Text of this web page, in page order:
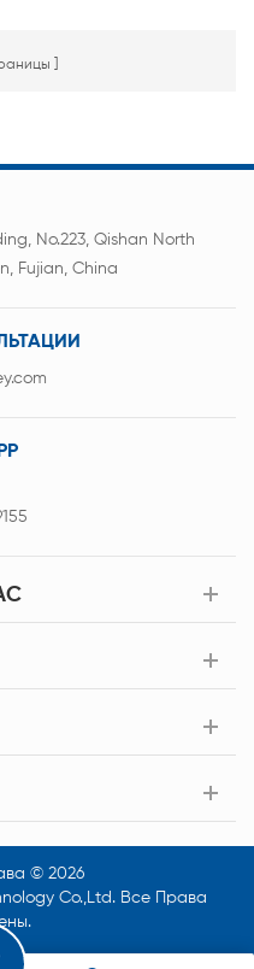
No.223, Qishan North
Fujian, China
© 2026
Co.,Ltd. Все Права